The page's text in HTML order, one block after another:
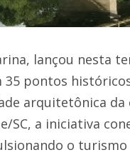
lançou nesta
35 pontos
arquitetônica da
SC, a iniciativa
o turismo